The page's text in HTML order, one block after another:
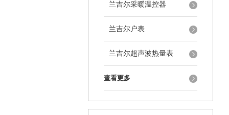
兰吉尔采暖温控器
兰吉尔户表
兰吉尔超声波热量表
查看更多